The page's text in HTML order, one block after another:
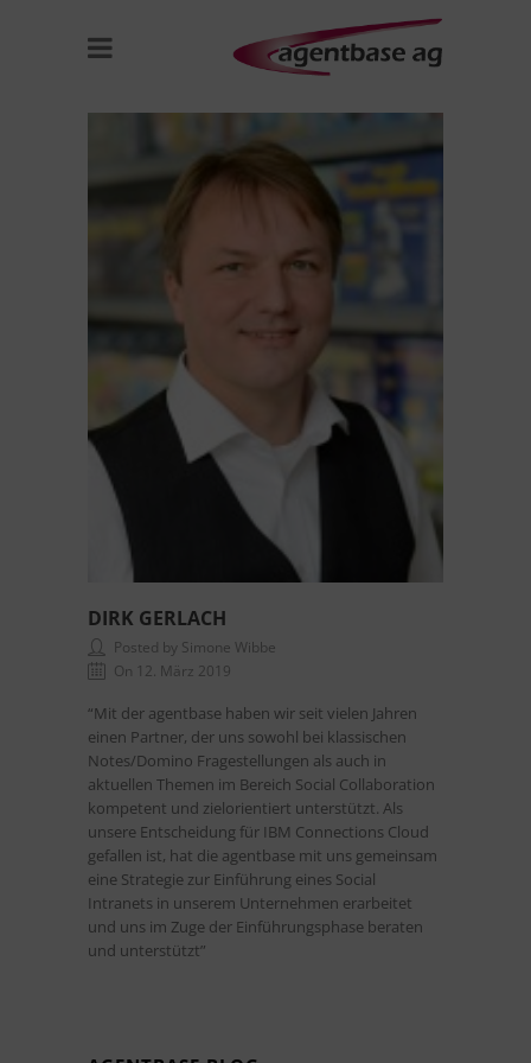
DIRK GERLACH
Posted by Simone Wibbe
On 12. März 2019
“Mit der agentbase haben wir seit vielen Jahren
einen Partner, der uns sowohl bei klassischen
Notes/Domino Fragestellungen als auch in
aktuellen Themen im Bereich Social Collaboration
kompetent und zielorientiert unterstützt. Als
unsere Entscheidung für IBM Connections Cloud
gefallen ist, hat die agentbase mit uns gemeinsam
eine Strategie zur Einführung eines Social
Intranets in unserem Unternehmen erarbeitet
und uns im Zuge der Einführungsphase beraten
und unterstützt”